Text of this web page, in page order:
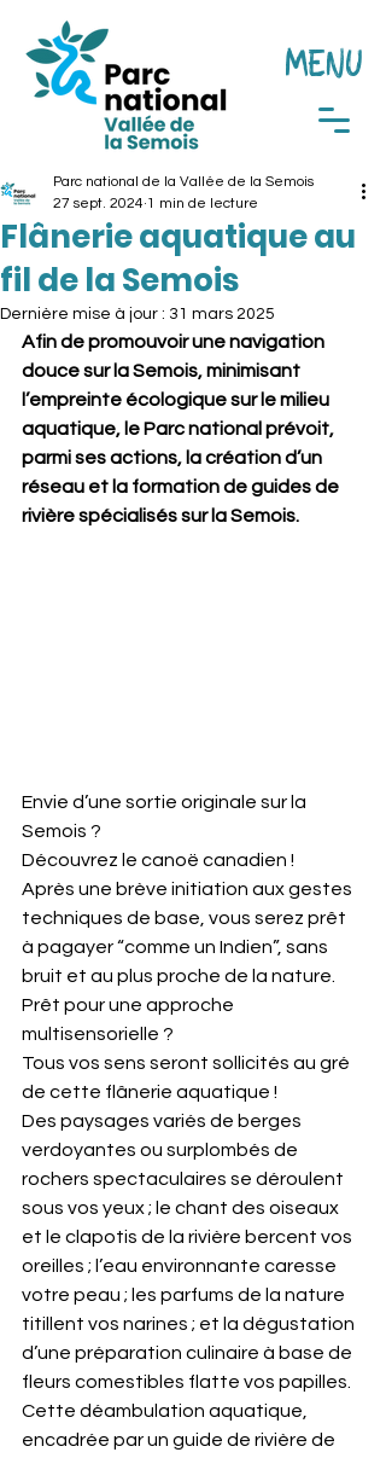
MENU
Flânerie aquatique au
fil de la Semois
Parc national de la Vallée de la Semois
27 sept. 2024 1 min de lecture
Dernière mise à jour : 31 mars 2025
Afin de promouvoir une navigation
douce sur la Semois, minimisant
l’empreinte écologique sur le milieu
aquatique, le Parc national prévoit,
parmi ses actions, la création d’un
réseau et la formation de guides de
rivière spécialisés sur la Semois.
Envie d’une sortie originale sur la
Semois ?
Découvrez le canoë canadien !
Après une brève initiation aux gestes
techniques de base, vous serez prêt
à pagayer “comme un Indien”, sans
bruit et au plus proche de la nature.
Prêt pour une approche
multisensorielle ?
Tous vos sens seront sollicités au gré
de cette flânerie aquatique !
Des paysages variés de berges
verdoyantes ou surplombés de
rochers spectaculaires se déroulent
sous vos yeux ; le chant des oiseaux
et le clapotis de la rivière bercent vos
oreilles ; l’eau environnante caresse
votre peau ; les parfums de la nature
titillent vos narines ; et la dégustation
d’une préparation culinaire à base de
fleurs comestibles flatte vos papilles.
Cette déambulation aquatique,
encadrée par un guide de rivière de